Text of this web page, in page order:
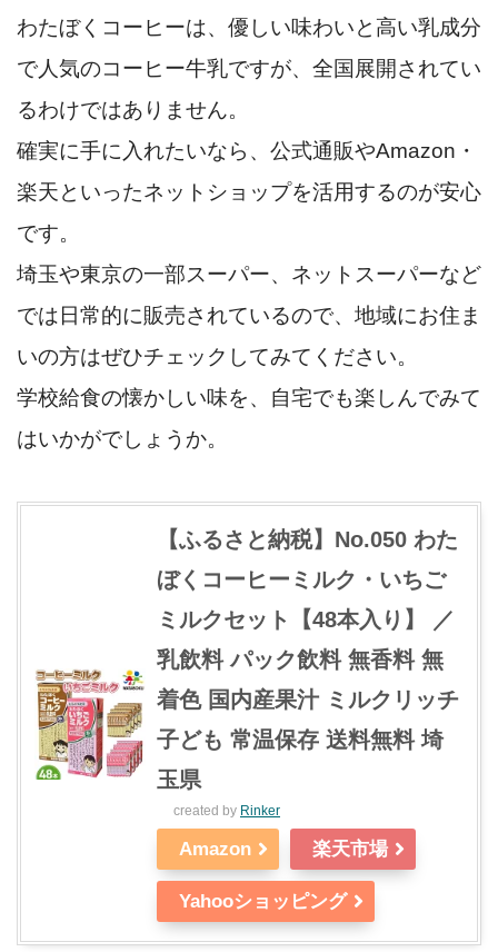
わたぼくコーヒーは、優しい味わいと高い乳成分
で人気のコーヒー牛乳ですが、全国展開されてい
るわけではありません。
確実に手に入れたいなら、公式通販やAmazon・
楽天といったネットショップを活用するのが安心
です。
埼玉や東京の一部スーパー、ネットスーパーなど
では日常的に販売されているので、地域にお住ま
いの方はぜひチェックしてみてください。
学校給食の懐かしい味を、自宅でも楽しんでみて
はいかがでしょうか。
【ふるさと納税】No.050 わた
ぼくコーヒーミルク・いちご
ミルクセット【48本入り】 ／
乳飲料 パック飲料 無香料 無
着色 国内産果汁 ミルクリッチ
子ども 常温保存 送料無料 埼
玉県
created by Rinker
Amazon 楽天市場
Yahooショッピング